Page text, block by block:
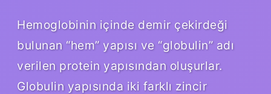
Hemoglobinin içinde demir çekirdeği
bulunan “hem” yapısı ve “globulin” adı
verilen protein yapısından oluşurlar.
Globulin yapısında iki farklı zincir